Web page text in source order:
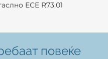
ЕСЕ R73.01
повеќе